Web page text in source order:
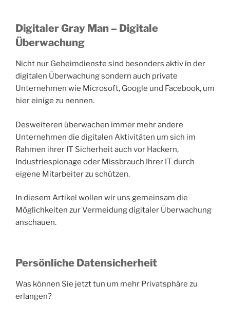
Digitaler Gray Man – Digitale
Überwachung
Nicht nur Geheimdienste sind besonders aktiv in der
digitalen Überwachung sondern auch private
Unternehmen wie Microsoft, Google und Facebook, um
hier einige zu nennen.
Desweiteren überwachen immer mehr andere
Unternehmen die digitalen Aktivitäten um sich im
Rahmen ihrer IT Sicherheit auch vor Hackern,
Industriespionage oder Missbrauch Ihrer IT durch
eigene Mitarbeiter zu schützen.
In diesem Artikel wollen wir uns gemeinsam die
Möglichkeiten zur Vermeidung digitaler Überwachung
anschauen.
Persönliche Datensicherheit
Was können Sie jetzt tun um mehr Privatsphäre zu
erlangen?